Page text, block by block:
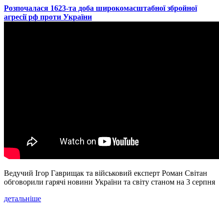
​Розпочалася 1623-та доба широкомасштабної збройної
агресії рф проти України
Ведучий Ігор Гаврищак та військовий експерт Роман Світан
обговорили гарячі новини України та світу станом на 3 серпня
детальніше